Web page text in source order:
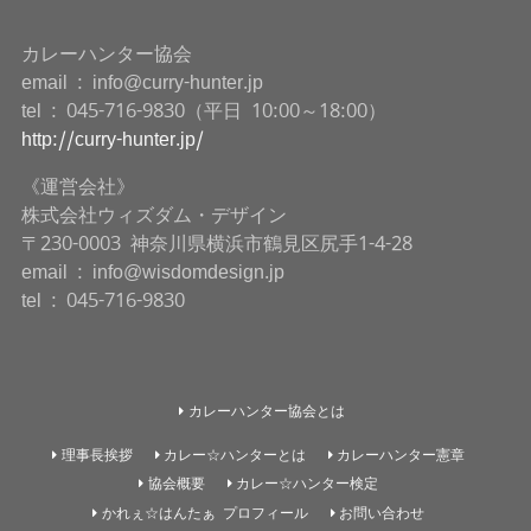
カレーハンター協会
email : info@curry-hunter.jp
tel : 045-716-9830（平日 10:00～18:00）
http://curry-hunter.jp/
《運営会社》
株式会社ウィズダム・デザイン
〒230-0003 神奈川県横浜市鶴見区尻手1-4-28
email : info@wisdomdesign.jp
tel : 045-716-9830
カレーハンター協会とは
理事長挨拶 カレー☆ハンターとは
カレーハンター憲章
協会概要
カレー☆ハンター検定
かれぇ☆はんたぁ プロフィール
お問い合わせ